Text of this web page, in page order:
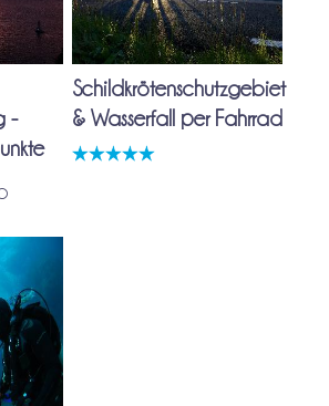
-
Schildkrötenschutzgebiet
& Wasserfall per Fahrrad